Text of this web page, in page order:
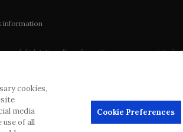
information
eller information som annars inte
gällande rättslig process, förordning, registrering
eller olämpliga inlägg i möjligaste mån. Vi
någon annanstans är inte tillåtet utan
innehåll är märkt.
cookies,
site
media
of all
Cookie Preferences